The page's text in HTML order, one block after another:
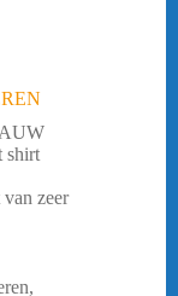
shirt
zeer
,